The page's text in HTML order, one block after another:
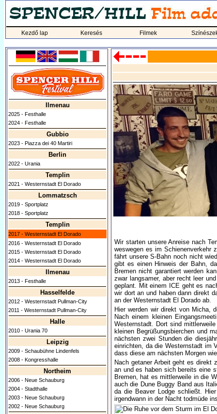
Kezdő lap Keresés Filmek
Ilmenau
2025 - Festhalle
2024 - Festhalle
Gubbio
2023 - Piazza dei 40 Martiri
Berlin
2022 - Urania
Templin
2021 - Westernstadt El Dorado
Lommatzsch
2019 - Sportplatz
2018 - Sportplatz
Templin
2017 - Westernstadt El Dorado
2016 - Westernstadt El Dorado
2015 - Westernstadt El Dorado
2014 - Westernstadt El Dorado
Ilmenau
2013 - Festhalle
Hasselfelde
2012 - Westernstadt Pullman-City
2011 - Westernstadt Pullman-City
Halle
2010 - Urania 70
Leipzig
2009 - Schaubühne Lindenfels
2008 - Kongresshalle
Northeim
2006 - Neue Schauburg
2004 - Stadthalle
2003 - Neue Schauburg
2002 - Neue Schauburg
Wir starten unsere Anreise nach
weswegen es im Schienenverkehr
fährt unsere S-Bahn noch nicht
gibt es einen Hinweis der Bahn,
Bremen nicht garantiert werden
zwar langsamer, aber recht leer
geplant. Mit einem ICE geht es
wir dort an und haben dann direkt
an der Westernstadt El Dorado ab.
Hier werden wir direkt von Micha,
Nach einem kleinen
Westernstadt. Dort sind
kleinen Begrüßungsbierchen und
nächsten zwei Stunden die
einrichten, da die Westernstadt im
dass diese am nächsten Morgen
Nach getaner Arbeit geht es direkt
an und es haben sich bereits eine
Bremen, hat es mittlerweile in die
auch die Dune Buggy Band aus
da die Beaver Lodge schließt.
irgendwann in der Nacht todmüde